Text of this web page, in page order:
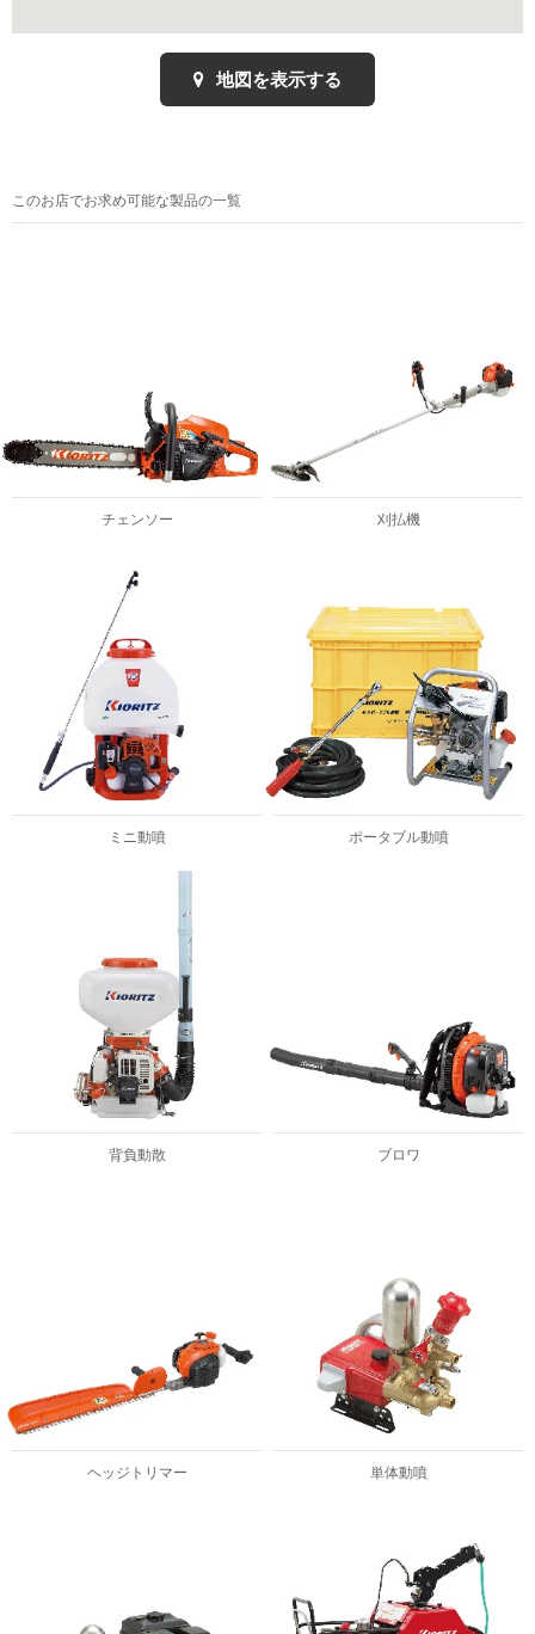
地図を表示する
このお店でお求め可能な製品の一覧
チェンソー 刈払機
ミニ動噴 ポータブル動噴
背負動散 ブロワ
ヘッジトリマー 単体動噴